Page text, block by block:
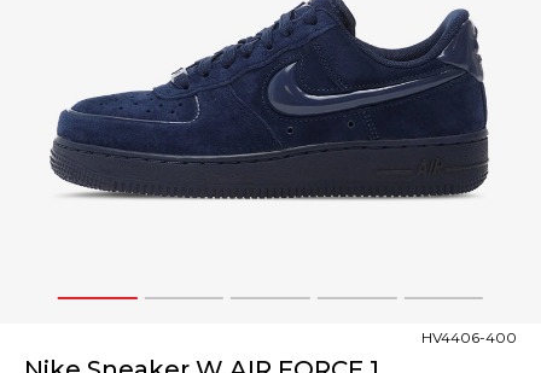
1 2 3 4 5
HV4406-400